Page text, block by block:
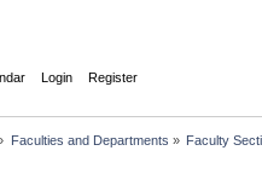
Login Register
Faculties and Departments » Faculty